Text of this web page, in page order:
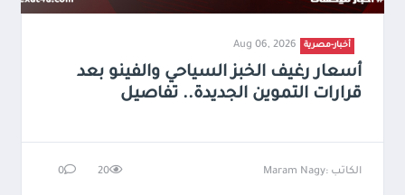
أخبار-مصرية Aug 06, 2026
أسعار رغيف الخبز السياحي والفينو بعد
قرارات التموين الجديدة.. تفاصيل
الكاتب :Maram Nagy 20
0